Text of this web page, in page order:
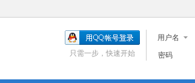
用户名
密码
只需一步，快速开始